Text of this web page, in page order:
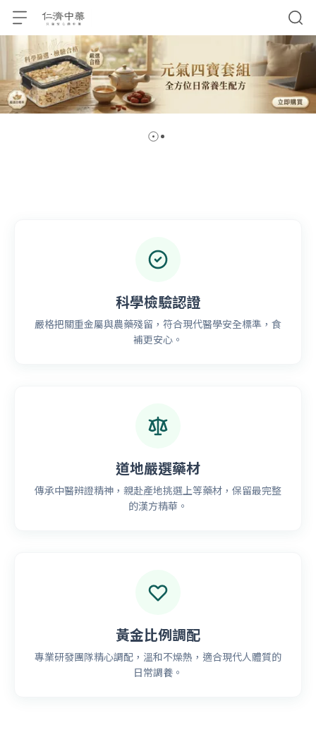
科學檢驗認證
嚴格把關重金屬與農藥殘留，符合現代醫學安全標準，食
補更安心。
道地嚴選藥材
傳承中醫辨證精神，親赴產地挑選上等藥材，保留最完整
的漢方精華。
黃金比例調配
專業研發團隊精心調配，溫和不燥熱，適合現代人體質的
日常調養。